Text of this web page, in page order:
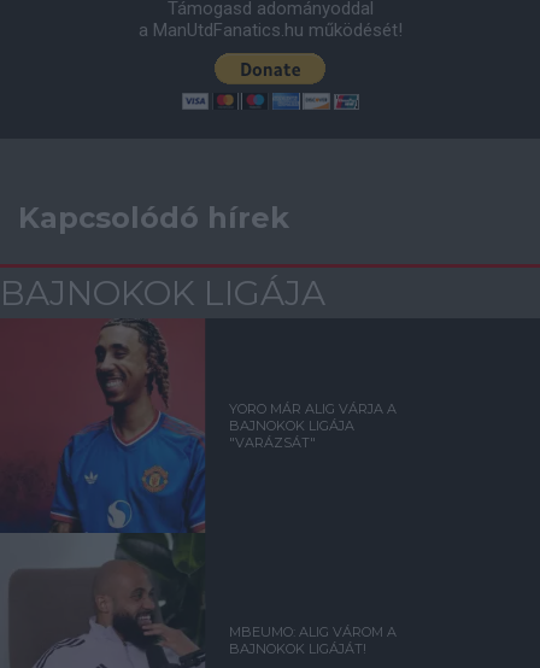
Támogasd adományoddal
a ManUtdFanatics.hu működését!
Kapcsolódó hírek
BAJNOKOK LIGÁJA
YORO MÁR ALIG VÁRJA A
BAJNOKOK LIGÁJA
"VARÁZSÁT"
MBEUMO: ALIG VÁROM A
BAJNOKOK LIGÁJÁT!